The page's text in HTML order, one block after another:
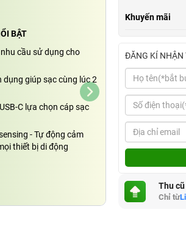
BẬT
cầu sử dụng cho
dụng giúp sạc cùng lúc 2
C lựa chọn cáp sạc
- Tự động cảm
thiết bị di động
Khuyến mãi
ĐĂNG KÍ NHẬN
Thu
Chỉ từ